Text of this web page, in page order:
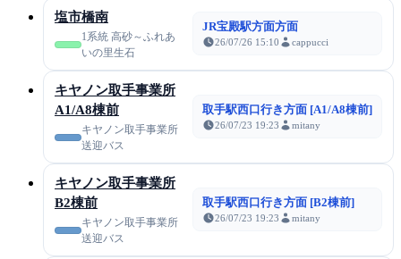
塩市橋南
1系統 高砂～ふれあ
いの里生石
JR宝殿駅方面方面
26/07/26 15:10 cappucci
キヤノン取手事業所
A1/A8棟前
キヤノン取手事業所
送迎バス
取手駅西口行き方面 [A1/A8棟前]
26/07/23 19:23 mitany
キヤノン取手事業所
B2棟前
キヤノン取手事業所
送迎バス
取手駅西口行き方面 [B2棟前]
26/07/23 19:23 mitany